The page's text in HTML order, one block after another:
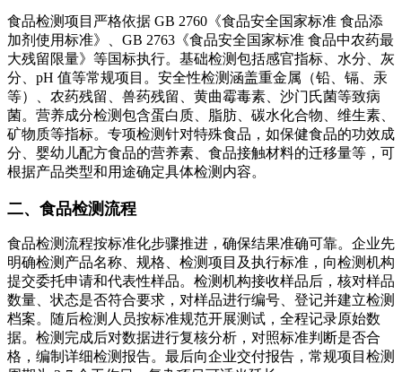
食品检测项目严格依据 GB 2760《食品安全国家标准 食品添
加剂使用标准》、GB 2763《食品安全国家标准 食品中农药最
大残留限量》等国标执行。基础检测包括感官指标、水分、灰
分、pH 值等常规项目。安全性检测涵盖重金属（铅、镉、汞
等）、农药残留、兽药残留、黄曲霉毒素、沙门氏菌等致病
菌。营养成分检测包含蛋白质、脂肪、碳水化合物、维生素、
矿物质等指标。专项检测针对特殊食品，如保健食品的功效成
分、婴幼儿配方食品的营养素、食品接触材料的迁移量等，可
根据产品类型和用途确定具体检测内容。
二、食品检测流程
食品检测流程按标准化步骤推进，确保结果准确可靠。企业先
明确检测产品名称、规格、检测项目及执行标准，向检测机构
提交委托申请和代表性样品。检测机构接收样品后，核对样品
数量、状态是否符合要求，对样品进行编号、登记并建立检测
档案。随后检测人员按标准规范开展测试，全程记录原始数
据。检测完成后对数据进行复核分析，对照标准判断是否合
格，编制详细检测报告。最后向企业交付报告，常规项目检测